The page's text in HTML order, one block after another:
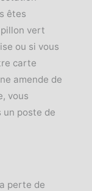
êtes
vert
ou si vous
carte
amende de
vous
un poste de
perte de